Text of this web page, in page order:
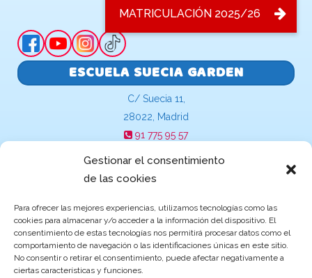
Gestionar el consentimiento
de las cookies
Para ofrecer las mejores experiencias, utilizamos tecnologías como las
cookies para almacenar y/o acceder a la información del dispositivo. El
consentimiento de estas tecnologías nos permitirá procesar datos como el
comportamiento de navegación o las identificaciones únicas en este sitio.
No consentir o retirar el consentimiento, puede afectar negativamente a
ciertas características y funciones.
ESCUELA SUECIA GARDEN
C/ Suecia 11,
28022, Madrid
91 775 95 57
Becas y ayudas de Educación